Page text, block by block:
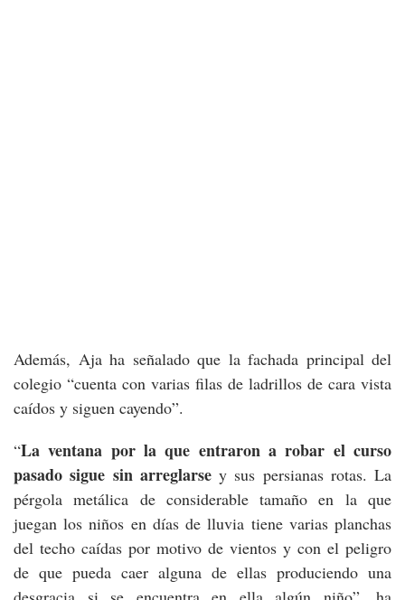
Además, Aja ha señalado que la fachada principal del
colegio “cuenta con varias filas de ladrillos de cara vista
caídos y siguen cayendo”.
“La ventana por la que entraron a robar el curso
pasado sigue sin arreglarsey sus persianas rotas. La
pérgola metálica de considerable tamaño en la que
juegan los niños en días de lluvia tiene varias planchas
del techo caídas por motivo de vientos y con el peligro
de que pueda caer alguna de ellas produciendo una